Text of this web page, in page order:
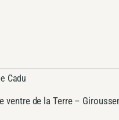
Cadu
ventre de la Terre –